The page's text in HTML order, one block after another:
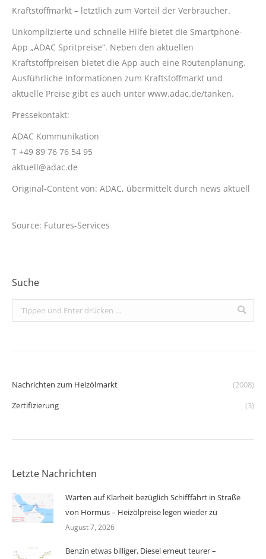
Kraftstoffmarkt – letztlich zum Vorteil der Verbraucher.
Unkomplizierte und schnelle Hilfe bietet die Smartphone-
App „ADAC Spritpreise“. Neben den aktuellen
Kraftstoffpreisen bietet die App auch eine Routenplanung.
Ausführliche Informationen zum Kraftstoffmarkt und
aktuelle Preise gibt es auch unter www.adac.de/tanken.
Pressekontakt:
ADAC Kommunikation
T +49 89 76 76 54 95
aktuell@adac.de
Original-Content von: ADAC, übermittelt durch news aktuell
Source: Futures-Services
Suche
Search:
Nachrichten zum Heizölmarkt
(2008)
Zertifizierung
(3)
Letzte Nachrichten
Warten auf Klarheit bezüglich Schifffahrt in Straße
von Hormus – Heizölpreise legen wieder zu
August 7, 2026
Benzin etwas billiger, Diesel erneut teurer –